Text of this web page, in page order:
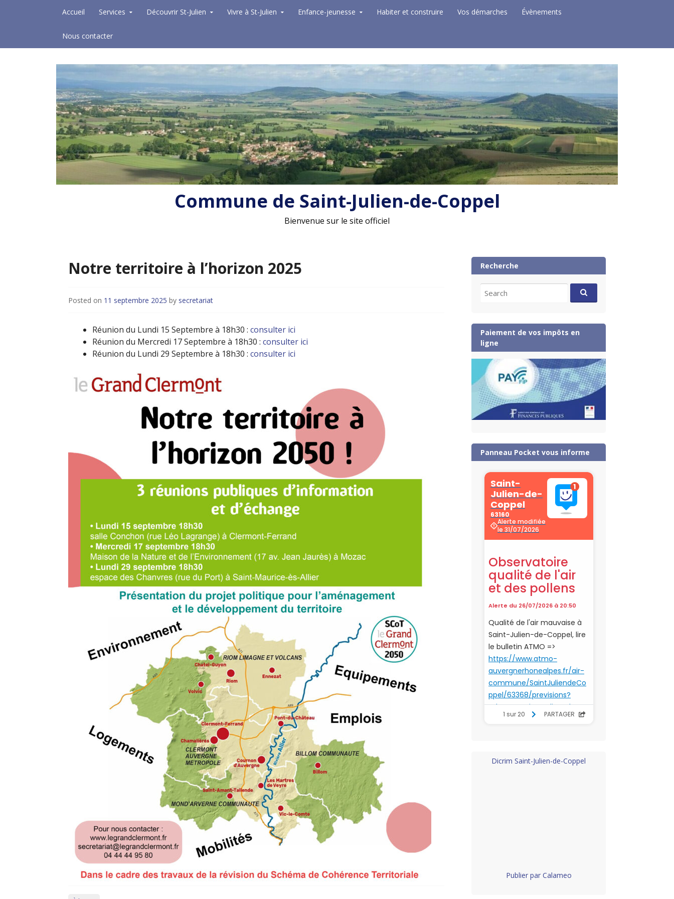
Accueil Services Découvrir St-Julien Vivre à St-Julien Enfance-jeunesse Habiter et construire Vos démarches Évènements
Nous contacter
Commune de Saint-Julien-de-Coppel
Bienvenue sur le site officiel
Notre territoire à l’horizon 2025
Posted on 11 septembre 2025 by secretariat
Réunion du Lundi 15 Septembre à 18h30 : consulter ici
Réunion du Mercredi 17 Septembre à 18h30 : consulter ici
Réunion du Lundi 29 Septembre à 18h30 : consulter ici
Recherche
for:
Paiement de vos impôts en
ligne
Panneau Pocket vous informe
Dicrim Saint-Julien-de-Coppel
Publier par Calameo